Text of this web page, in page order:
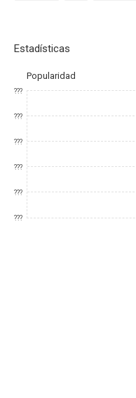
Estadísticas
Popularidad
???
???
???
???
???
???